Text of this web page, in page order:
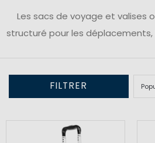
Les sacs de voyage et valises
structuré pour les
FILTRER